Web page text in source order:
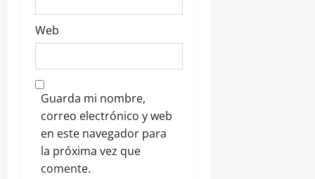
Web
Guarda mi nombre,
correo electrónico y web
en este navegador para
la próxima vez que
comente.